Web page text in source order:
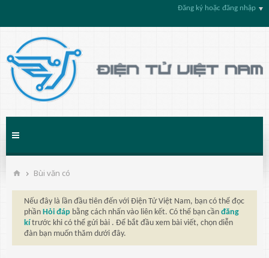
Đăng ký hoặc đăng nhập
Bùi văn có
Nếu đây là lần đầu tiên đến với Điện Tử Việt Nam, bạn có thể đọc
phần Hỏi đáp bằng cách nhấn vào liên kết. Có thể bạn cần đăng
kí trước khi có thể gửi bài . Để bắt đầu xem bài viết, chọn diễn
đàn bạn muốn thăm dưới đây.